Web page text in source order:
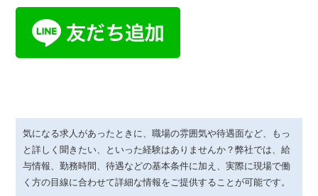
気になる求人があったときに、職場の雰囲気や待遇面など、もっ
と詳しく聞きたい、といった経験はありませんか？弊社では、給
与情報、勤務時間、待遇などの基本条件に加え、実際に現場で働
く方の目線に合わせて詳細な情報をご提供することが可能です。